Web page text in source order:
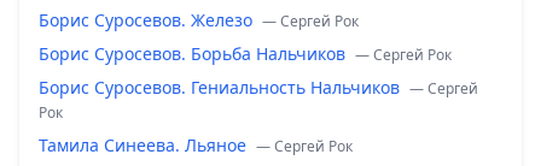
Борис Суросевов. Железо — Сергей Рок
Борис Суросевов. Борьба Нальчиков — Сергей Рок
Борис Суросевов. Гениальность Нальчиков — Сергей
Рок
Тамила Синеева. Льяное — Сергей Рок